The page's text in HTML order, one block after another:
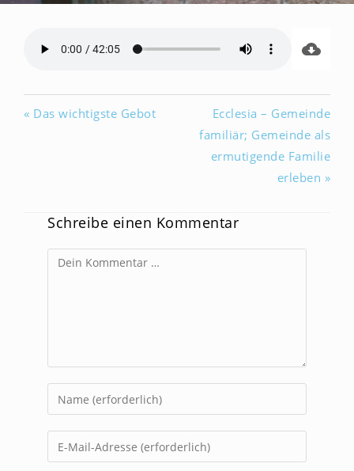
« Das wichtigste Gebot
Ecclesia – Gemeinde
familiär; Gemeinde als
ermutigende Familie
erleben »
Schreibe einen Kommentar
Kommentar
Gib
deinen
Namen
oder
Gib
deine